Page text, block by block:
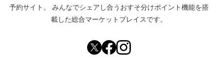
予約サイト。
みんなでシェアし合う おすそ分けポイント機能を搭
載した総合マーケットプレイスです。